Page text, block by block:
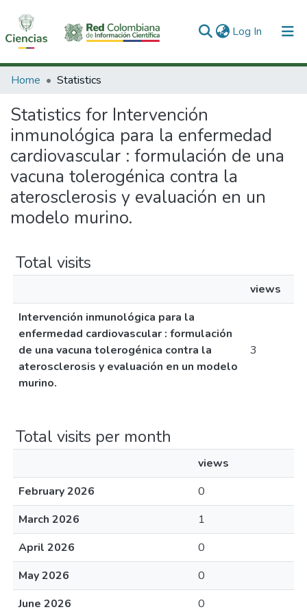
Log In (current)
Communities & Collections
All of DSpace
Home Statistics
Statistics for Intervención
inmunológica para la enfermedad
cardiovascular : formulación de una
vacuna tolerogénica contra la
aterosclerosis y evaluación en un
modelo murino.
Total visits
views
Intervención inmunológica para la
enfermedad cardiovascular : formulación
de una vacuna tolerogénica contra la
aterosclerosis y evaluación en un modelo
murino.
3
Total visits per month
views
February 2026
0
March 2026
1
April 2026
0
May 2026
0
June 2026
0